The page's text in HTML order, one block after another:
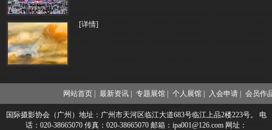
..[详情]
网站首页 | 最新资讯 | 专题展馆 | 个人展馆 | 入会申请 | 会员作
国际摄影协会（广州）地址：广州市天河区临江大道683号临江上品2楼223号。 电
话：020-38665070 传真：020-38665070 邮箱：ipa001@126.com 网址：